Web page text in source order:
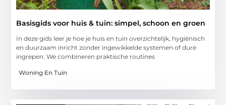
Basisgids voor huis & tuin: simpel, schoon en groen
In deze gids leer je hoe je huis en tuin overzichtelijk, hygiënisch
en duurzaam inricht zonder ingewikkelde systemen of dure
ingrepen. We combineren praktische routines
Woning En Tuin